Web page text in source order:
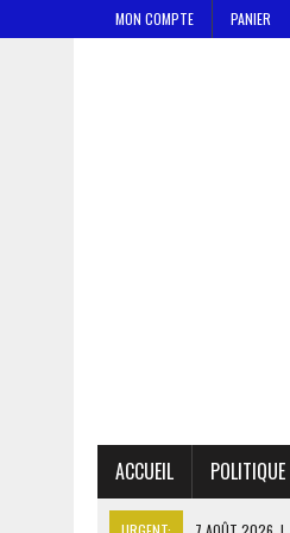
MON COMPTE PANIER
ACCUEIL POLITIQUE